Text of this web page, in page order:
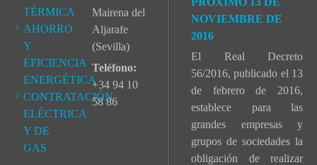
TÉRMICA
AHORRO
Y
EFICIENCIA
ENERGÉTICA
CONTRATACIÓN
ELÉCTRICA
Y DE
GAS
Mairena del
Aljarafe
(Sevilla)
Teléfono:
+34 94 10
58 86
NOVIEMBRE DE
2016
El Real Decreto
56/2016, publicado el 13
de febrero de 2016,
establece para las
grandes empresas y
grupos de sociedades la
obligación de realizar